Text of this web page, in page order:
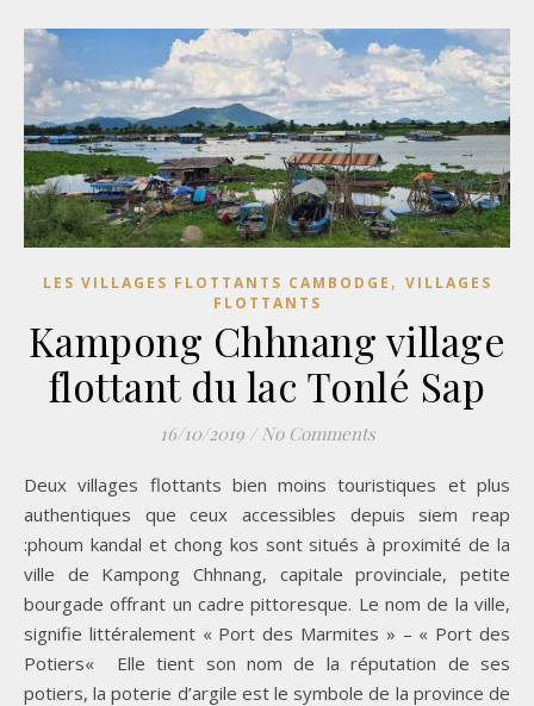
LES VILLAGES FLOTTANTS CAMBODGE , VILLAGES
FLOTTANTS
Kampong Chhnang village
flottant du lac Tonlé Sap
16/10/2019 / No Comments
Deux villages flottants bien moins touristiques et plus
authentiques que ceux accessibles depuis siem reap
:phoum kandal et chong kos sont situés à proximité de la
ville de Kampong Chhnang, capitale provinciale, petite
bourgade offrant un cadre pittoresque. Le nom de la ville,
signifie littéralement « Port des Marmites » – « Port des
Potiers« Elle tient son nom de la réputation de ses
potiers, la poterie d’argile est le symbole de la province de